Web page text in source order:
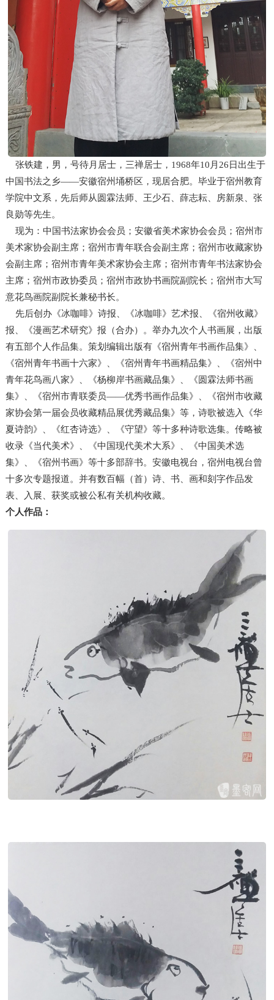
张铁建，男，号待月居士，三禅居士，1968年10月26日出生于
中国书法之乡——安徽宿州埇桥区，现居合肥。毕业于宿州教育
学院中文系，先后师从圆霖法师、王少石、薛志耘、房新泉、张
良勋等先生。
现为：中国书法家协会会员；安徽省美术家协会会员；宿州市
美术家协会副主席；宿州市青年联合会副主席；宿州市收藏家协
会副主席；宿州市青年美术家协会主席；宿州市青年书法家协会
主席；宿州市政协委员；宿州市政协书画院副院长；宿州市大写
意花鸟画院副院长兼秘书长。
先后创办《冰咖啡》诗报、《冰咖啡》艺术报、《宿州收藏》
报、《漫画艺术研究》报（合办）。举办九次个人书画展，出版
有五部个人作品集。策划编辑出版有《宿州青年书画作品集》、
《宿州青年书画十六家》、《宿州青年书画精品集》、《宿州中
青年花鸟画八家》、《杨柳岸书画藏品集》、《圆霖法师书画
集》、《宿州市青联委员——优秀书画作品集》、《宿州市收藏
家协会第一届会员收藏精品展优秀藏品集》等，诗歌被选入《华
夏诗韵》、《红杏诗选》、《守望》等十多种诗歌选集。传略被
收录《当代美术》、《中国现代美术大系》、《中国美术选
集》、《宿州书画》等十多部辞书。安徽电视台，宿州电视台曾
十多次专题报道。并有数百幅（首）诗、书、画和刻字作品发
表、入展、获奖或被公私有关机构收藏。
个人作品：